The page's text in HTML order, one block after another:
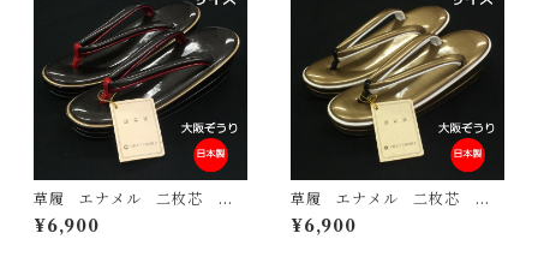
草履 エナメル 二枚芯
黒 フリーサイズ 大阪ぞう
り 日本製 認定証付き 和
¥6,900
草履 エナメル 二枚芯 カ
ーキー フリーサイズ 大阪
ぞうり 日本製 認定証付
¥6,900